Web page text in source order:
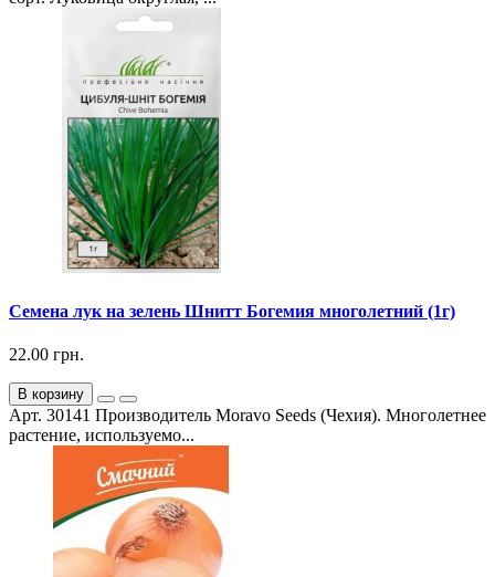
Семена лук на зелень Шнитт Богемия многолетний (1г)
22.00 грн.
В корзину
Арт. 30141 Производитель Moravo Seeds (Чехия). Многолетнее
растение, используемо...